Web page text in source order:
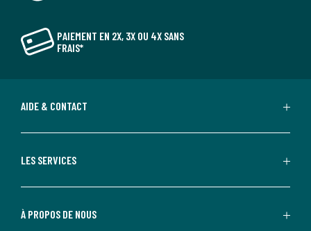
PAIEMENT EN 2X, 3X OU 4X SANS
FRAIS*
AIDE & CONTACT
LES SERVICES
À PROPOS DE NOUS